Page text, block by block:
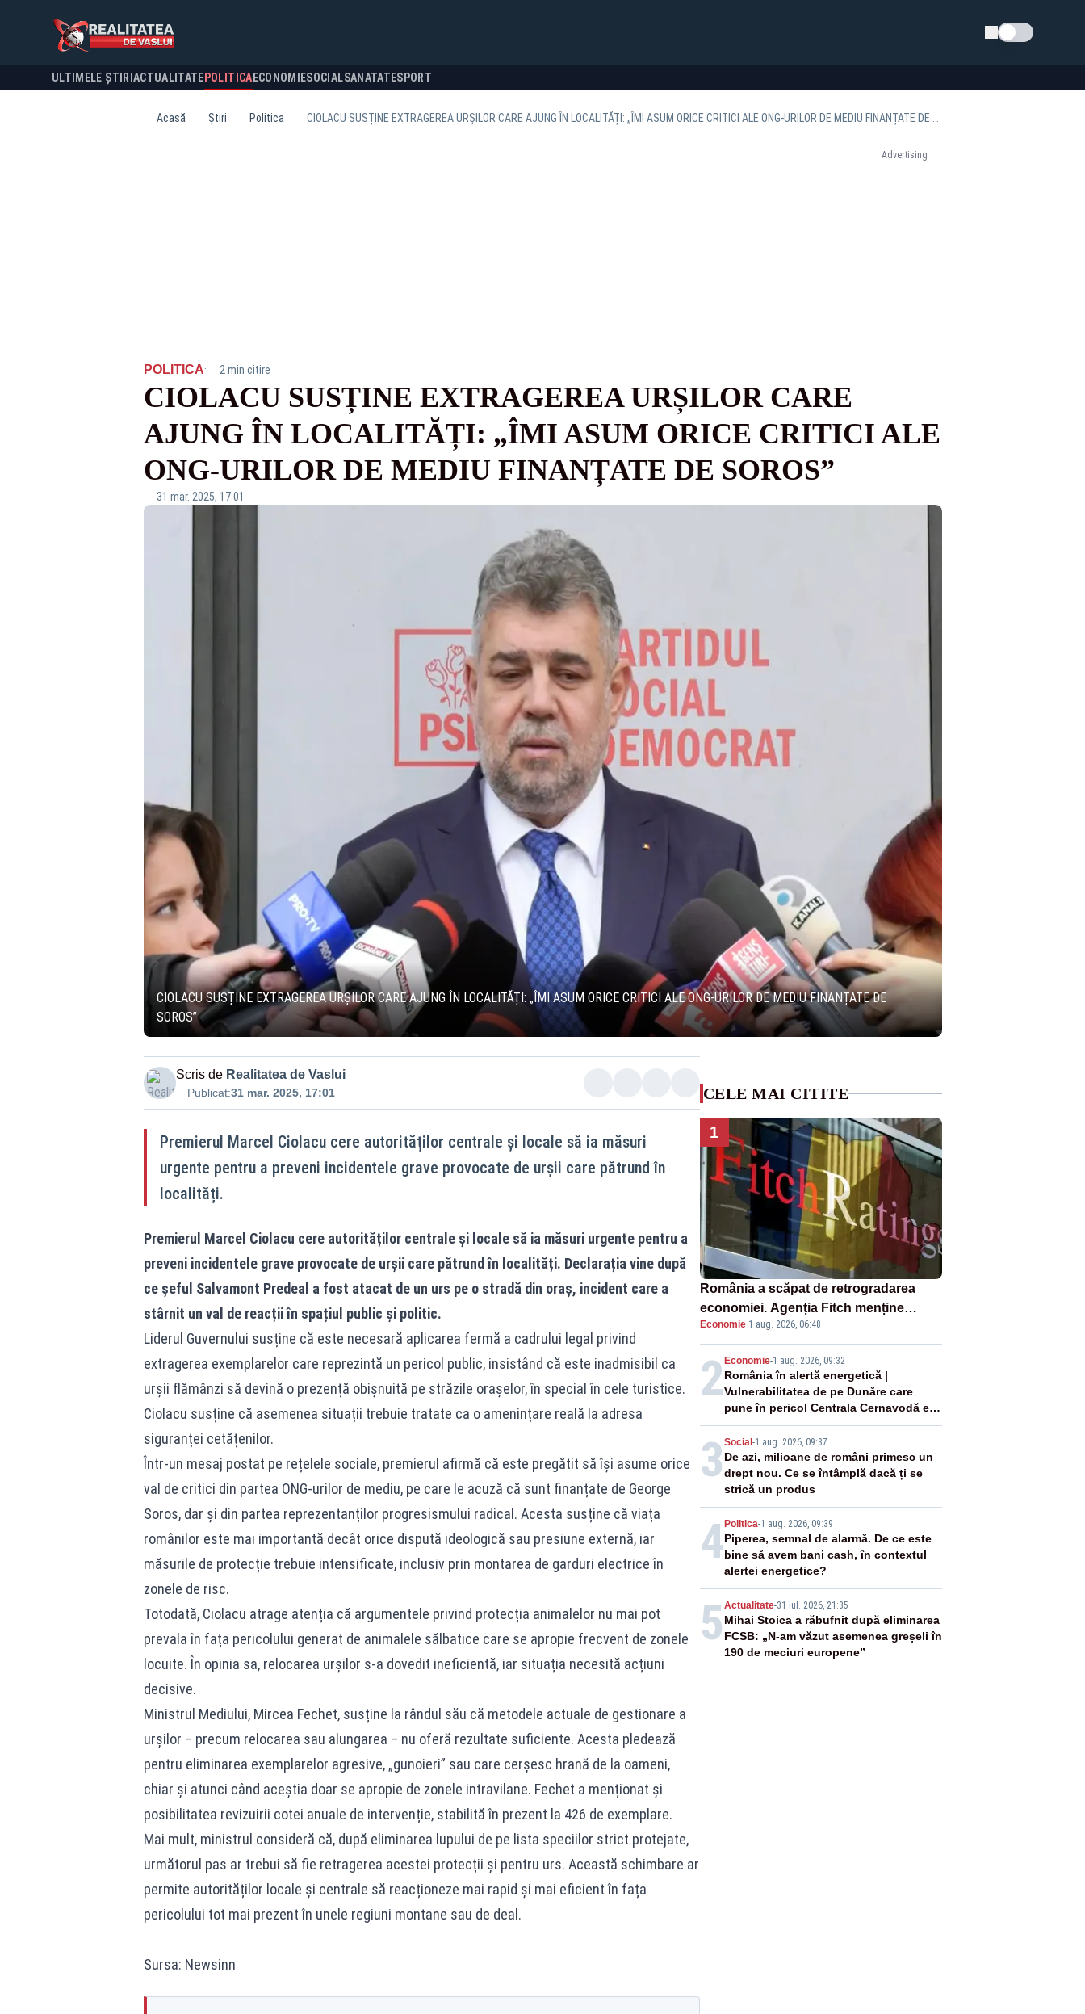
Schimba tema
ULTIMELE ȘTIRI ACTUALITATE POLITICA ECONOMIESOCIALSANATATESPORT
Acasă Știri Politica
Advertising
POLITICA· 2 min citire
CIOLACU SUSȚINE EXTRAGEREA URȘILOR CARE
AJUNG ÎN LOCALITĂȚI: „ÎMI ASUM ORICE CRITICI ALE
ONG-URILOR DE MEDIU FINANȚATE DE SOROS”
31 mar. 2025, 17:01
CIOLACU SUSȚINE EXTRAGEREA URȘILOR CARE AJUNG ÎN LOCALITĂȚI: „ÎMI ASUM ORICE CRITICI ALE ONG-URILOR DE MEDIU FINANȚATE DE
SOROS”
Scris de Realitatea de Vaslui
Publicat:31 mar. 2025, 17:01
Premierul Marcel Ciolacu cere autorităților centrale și locale să ia măsuri
urgente pentru a preveni incidentele grave provocate de urșii care pătrund în
localități.
Premierul Marcel Ciolacu cere autorităților centrale și locale să ia măsuri urgente pentru a
preveni incidentele grave provocate de urșii care pătrund în localități. Declarația vine după
ce șeful Salvamont Predeal a fost atacat de un urs pe o stradă din oraș, incident care a
stârnit un val de reacții în spațiul public și politic.
Liderul Guvernului susține că este necesară aplicarea fermă a cadrului legal privind
extragerea exemplarelor care reprezintă un pericol public, insistând că este inadmisibil ca
urșii flămânzi să devină o prezență obișnuită pe străzile orașelor, în special în cele turistice.
Ciolacu susține că asemenea situații trebuie tratate ca o amenințare reală la adresa
siguranței cetățenilor.
Într-un mesaj postat pe rețelele sociale, premierul afirmă că este pregătit să își asume orice
val de critici din partea ONG-urilor de mediu, pe care le acuză că sunt finanțate de George
Soros, dar și din partea reprezentanților progresismului radical. Acesta susține că viața
românilor este mai importantă decât orice dispută ideologică sau presiune externă, iar
măsurile de protecție trebuie intensificate, inclusiv prin montarea de garduri electrice în
zonele de risc.
Totodată, Ciolacu atrage atenția că argumentele privind protecția animalelor nu mai pot
prevala în fața pericolului generat de animalele sălbatice care se apropie frecvent de zonele
locuite. În opinia sa, relocarea urșilor s-a dovedit ineficientă, iar situația necesită acțiuni
decisive.
Ministrul Mediului, Mircea Fechet, susține la rândul său că metodele actuale de gestionare a
urșilor – precum relocarea sau alungarea – nu oferă rezultate suficiente. Acesta pledează
pentru eliminarea exemplarelor agresive, „gunoieri” sau care cerșesc hrană de la oameni,
chiar și atunci când aceștia doar se apropie de zonele intravilane. Fechet a menționat și
posibilitatea revizuirii cotei anuale de intervenție, stabilită în prezent la 426 de exemplare.
Mai mult, ministrul consideră că, după eliminarea lupului de pe lista speciilor strict protejate,
următorul pas ar trebui să fie retragerea acestei protecții și pentru urs. Această schimbare ar
permite autorităților locale și centrale să reacționeze mai rapid și mai eficient în fața
pericolului tot mai prezent în unele regiuni montane sau de deal.
Sursa: Newsinn
CELE MAI CITITE
1
România a scăpat de retrogradarea
economiei. Agenția Fitch menține
ratingul „BBB-” cu perspectivă
negativă
Economie·1 aug. 2026, 06:48
2 Economie-1 aug. 2026, 09:32
România în alertă energetică |
Vulnerabilitatea de pe Dunăre care
pune în pericol Centrala Cernavodă era
cunoscută de pe vremea lui Ceaușescu
3 Social -1 aug. 2026, 09:37
De azi, milioane de români primesc un
drept nou. Ce se întâmplă dacă ți se
strică un produs
4 Politica-1 aug. 2026, 09:39
Piperea, semnal de alarmă. De ce este
bine să avem bani cash, în contextul
alertei energetice?
5 Actualitate-31 iul. 2026, 21:35
Mihai Stoica a răbufnit după eliminarea
FCSB: „N-am văzut asemenea greșeli în
190 de meciuri europene”